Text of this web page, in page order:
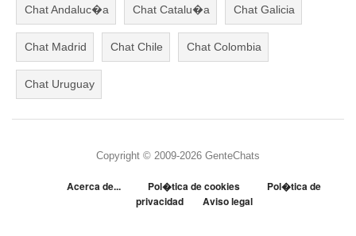
Chat Andaluc�a Chat Catalu�a Chat Galicia
Chat Madrid Chat Chile Chat Colombia
Chat Uruguay
Copyright © 2009-2026 GenteChats
Acerca de... Pol�tica de cookies
Pol�tica de
privacidad
Aviso legal